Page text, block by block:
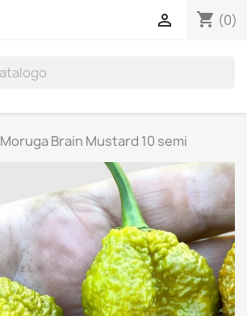
shopping_cart (0)

Moruga Brain Mustard 10 semi